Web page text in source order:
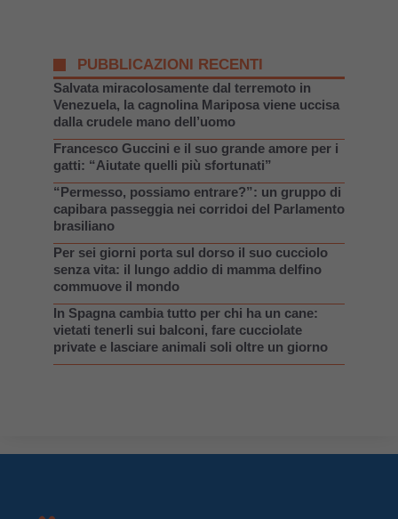
PUBBLICAZIONI RECENTI
Salvata miracolosamente dal terremoto in
Venezuela, la cagnolina Mariposa viene uccisa
dalla crudele mano dell’uomo
Francesco Guccini e il suo grande amore per i
gatti: “Aiutate quelli più sfortunati”
“Permesso, possiamo entrare?”: un gruppo di
capibara passeggia nei corridoi del Parlamento
brasiliano
Per sei giorni porta sul dorso il suo cucciolo
senza vita: il lungo addio di mamma delfino
commuove il mondo
In Spagna cambia tutto per chi ha un cane:
vietati tenerli sui balconi, fare cucciolate
private e lasciare animali soli oltre un giorno